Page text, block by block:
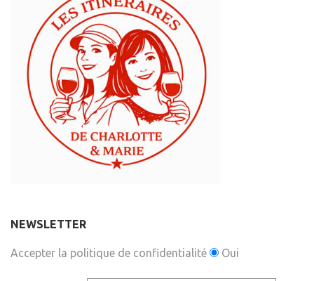
NEWSLETTER
Accepter la politique de confidentialité Oui